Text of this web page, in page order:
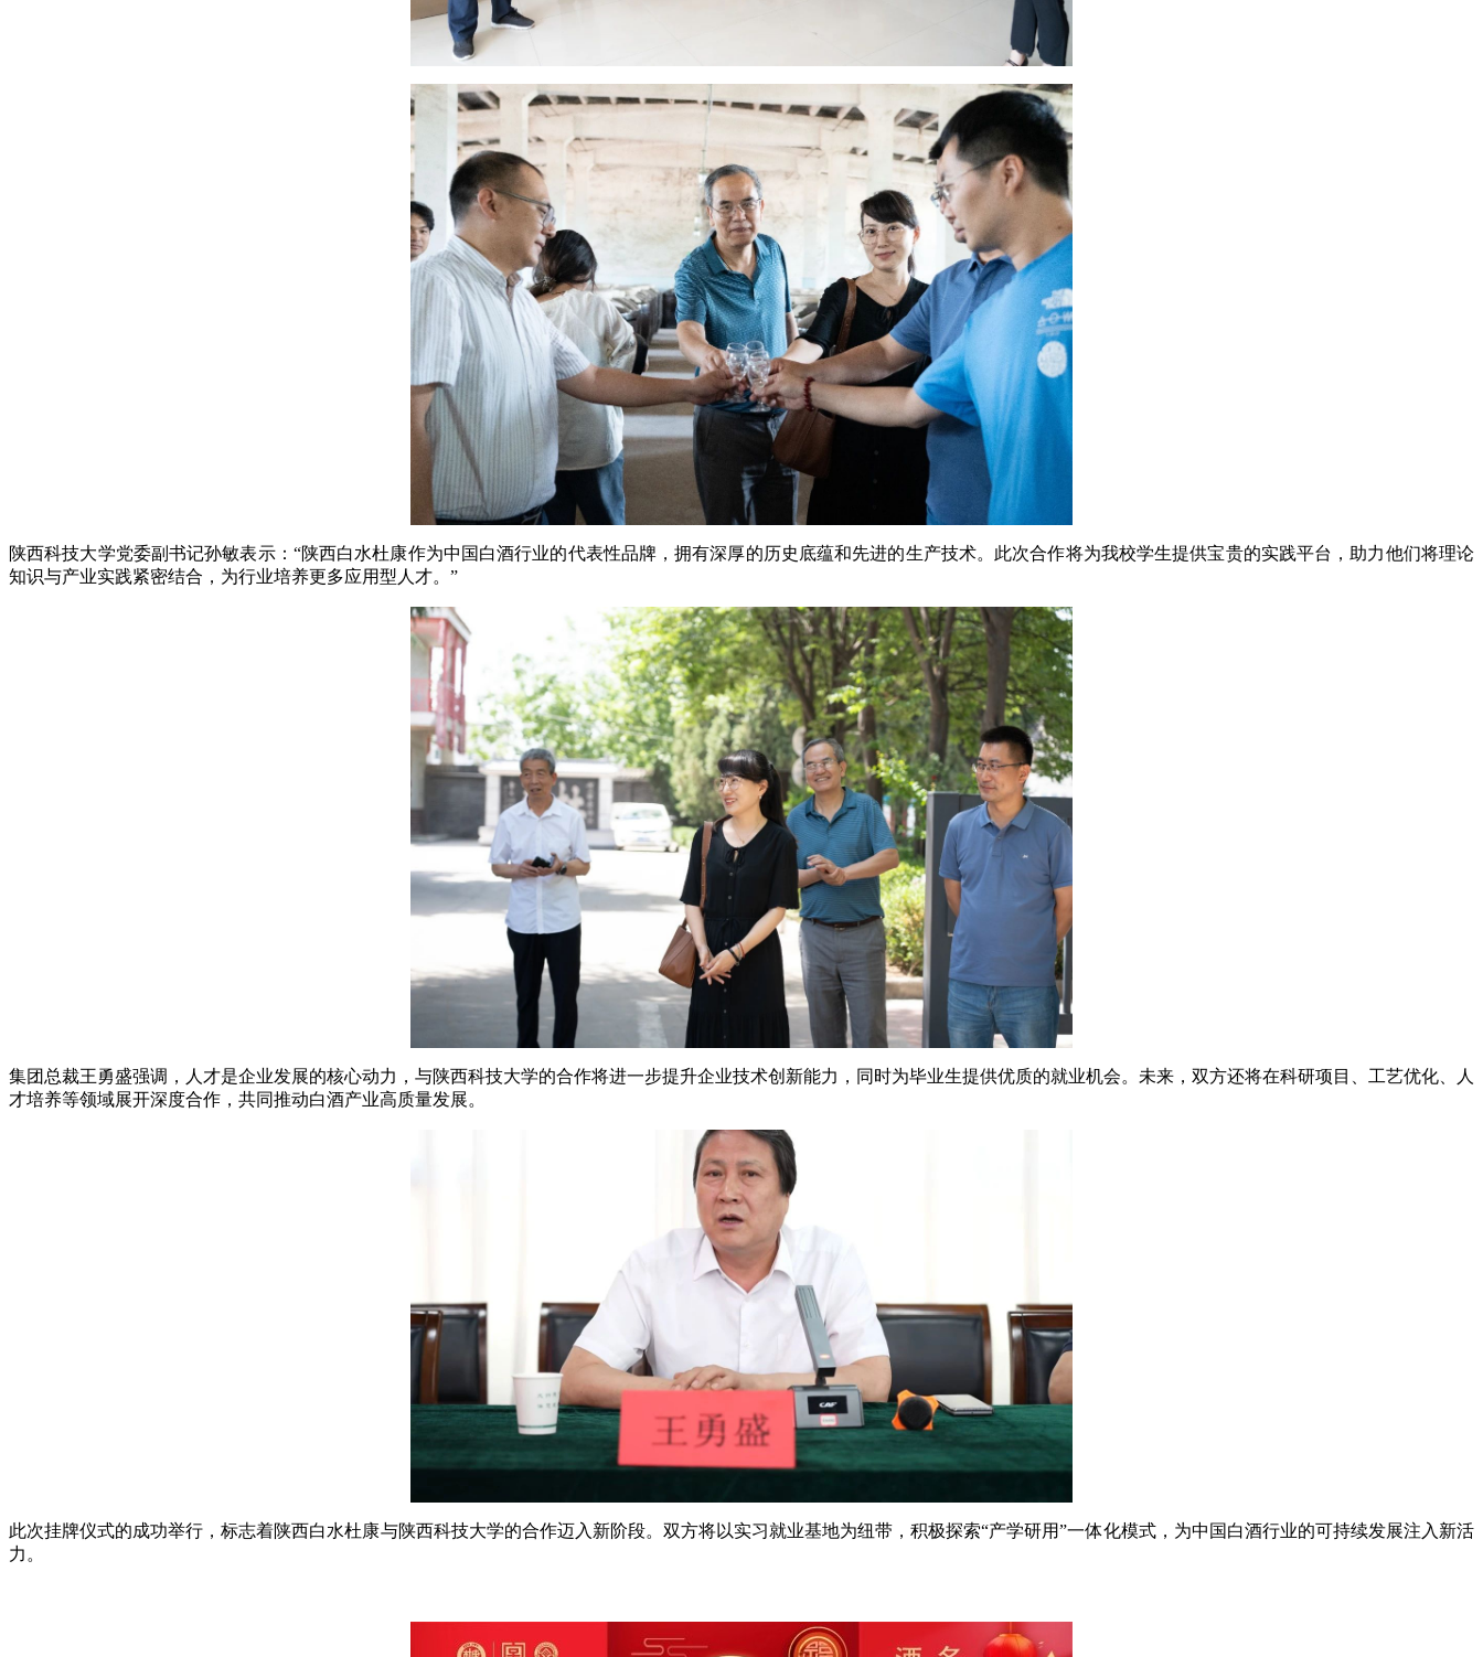
陕西科技大学党委副书记孙敏表示：“陕西白水杜康作为中国白酒行业的代表性品牌，拥有深厚的历史底蕴和先进的生产技术。此次合作将为我校学生提供宝贵的实践平台，助力他们将理论
知识与产业实践紧密结合，为行业培养更多应用型人才。”
集团总裁王勇盛强调，人才是企业发展的核心动力，与陕西科技大学的合作将进一步提升企业技术创新能力，同时为毕业生提供优质的就业机会。未来，双方还将在科研项目、工艺优化、人
才培养等领域展开深度合作，共同推动白酒产业高质量发展。
此次挂牌仪式的成功举行，标志着陕西白水杜康与陕西科技大学的合作迈入新阶段。双方将以实习就业基地为纽带，积极探索“产学研用”一体化模式，为中国白酒行业的可持续发展注入新活
力。